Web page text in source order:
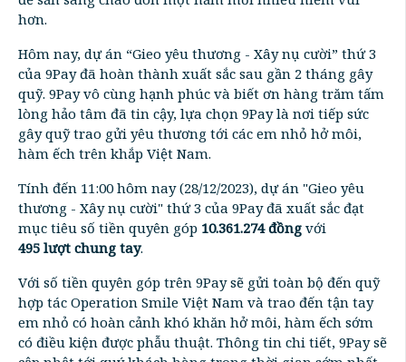
hơn.
Hôm nay, dự án “Gieo yêu thương - Xây nụ cười” thứ 3
của 9Pay đã hoàn thành xuất sắc sau gần 2 tháng gây
quỹ. 9Pay vô cùng hạnh phúc và biết ơn hàng trăm tấm
lòng hảo tâm đã tin cậy, lựa chọn 9Pay là nơi tiếp sức
gây quỹ trao gửi yêu thương tới các em nhỏ hở môi,
hàm ếch trên khắp Việt Nam.
Tính đến 11:00 hôm nay (28/12/2023), dự án "Gieo yêu
thương - Xây nụ cười" thứ 3 của 9Pay đã xuất sắc đạt
mục tiêu số tiền quyên góp 10.361.274 đồng với
495 lượt chung tay.
Với số tiền quyên góp trên 9Pay sẽ gửi toàn bộ đến quỹ
hợp tác Operation Smile Việt Nam và trao đến tận tay
em nhỏ có hoàn cảnh khó khăn hở môi, hàm ếch sớm
có điều kiện được phẫu thuật. Thông tin chi tiết, 9Pay sẽ